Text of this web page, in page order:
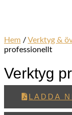
Hem /Verktyg &
professionellt
Verktyg
LADDA